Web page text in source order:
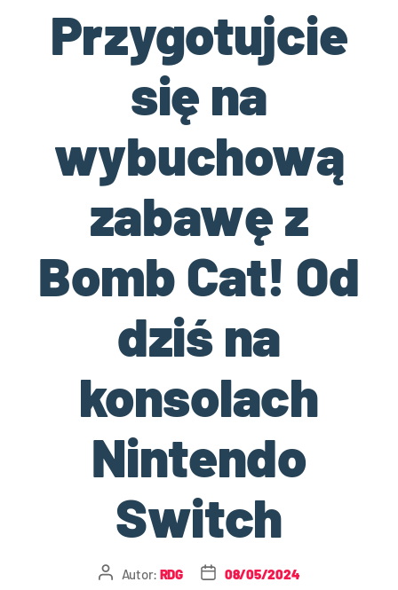
Przygotujcie
się na
wybuchową
zabawę z
Bomb Cat! Od
dziś na
konsolach
Nintendo
Switch
Autor: RDG 08/05/2024